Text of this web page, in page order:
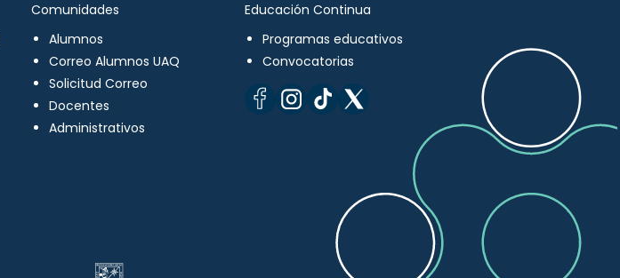
Comunidades
Alumnos
Correo Alumnos UAQ
Solicitud Correo
Docentes
Administrativos
Educación Continua
Programas educativos
Convocatorias